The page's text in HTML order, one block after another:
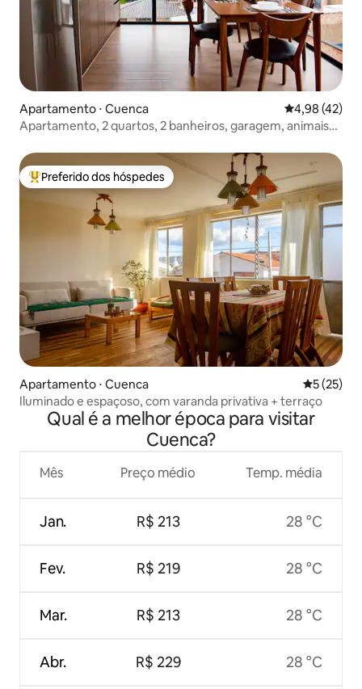
Apartamento ⋅ Cuenca 4,98 de uma
4,98 (42)
Apartamento, 2 quartos, 2 banheiros, garagem, animais
Entre os melhores preferidos dos hóspedes
Preferido dos hóspedes
Apartamento ⋅ Cuenca 5 de uma
5 (25)
Iluminado e espaçoso, com varanda privativa + terraço
Qual é a melhor época para visitar
Cuenca?
Mês
Jan.
Fev.
Mar.
Abr.
Preço médio
R$ 213
R$ 219
R$ 213
R$ 229
Temp. média
28 °C
28 °C
28 °C
28 °C